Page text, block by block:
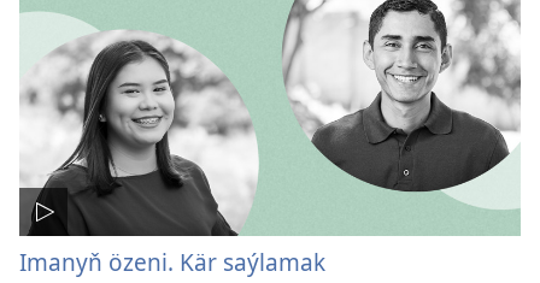
Imanyň özeni. Kär saýlamak